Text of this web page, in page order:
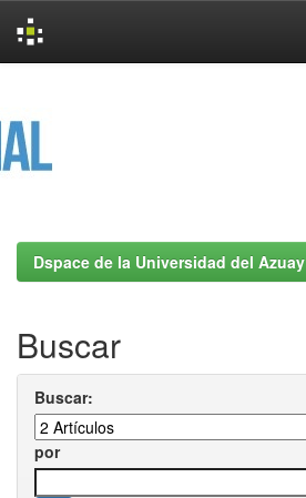
Dspace de la Universidad del Azuay
Buscar
Buscar:
por